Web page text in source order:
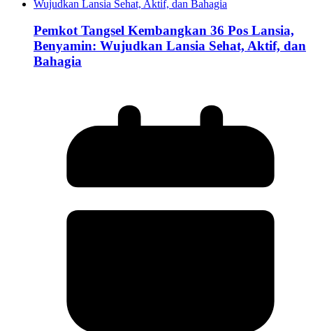
Pemkot Tangsel Kembangkan 36 Pos Lansia,
Benyamin: Wujudkan Lansia Sehat, Aktif, dan
Bahagia